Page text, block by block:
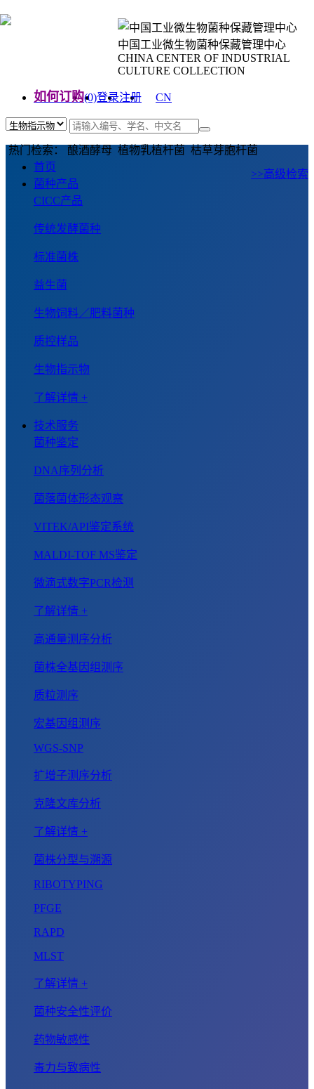
中国工业微生物菌种保藏管理中心
CHINA CENTER OF INDUSTRIAL
CULTURE COLLECTION
如何订购(0)登录注册
CN
热门检索： 酿酒酵母 植物乳植杆菌 枯草芽胞杆菌
>>高级检索
首页
菌种产品
CICC产品
传统发酵菌种
标准菌株
益生菌
生物饲料／肥料菌种
质控样品
生物指示物
了解详情 +
技术服务
菌种鉴定
DNA序列分析
菌落菌体形态观察
VITEK/API鉴定系统
MALDI-TOF MS鉴定
微滴式数字PCR检测
了解详情 +
高通量测序分析
菌株全基因组测序
质粒测序
宏基因组测序
WGS-SNP
扩增子测序分析
克隆文库分析
了解详情 +
菌株分型与溯源
RIBOTYPING
PFGE
RAPD
MLST
了解详情 +
菌种安全性评价
药物敏感性
毒力与致病性